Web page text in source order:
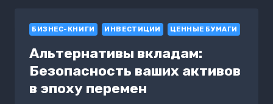
БИЗНЕС-КНИГИ ИНВЕСТИЦИИ ЦЕННЫЕ БУМАГИ
Альтернативы вкладам:
Безопасность ваших активов
в эпоху перемен